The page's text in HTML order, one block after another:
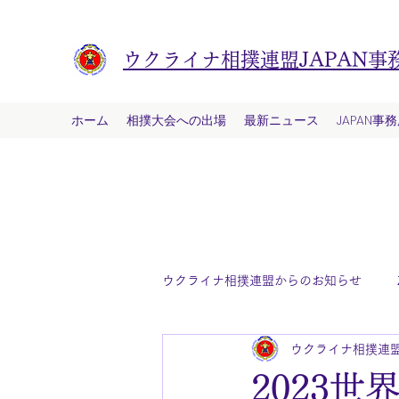
ウクライナ相撲連盟JAPAN事
ホーム 相撲大会への出場 最新ニュース JAPAN事
ウクライナ相撲連盟からのお知らせ
2023世
ウクライナ相撲連